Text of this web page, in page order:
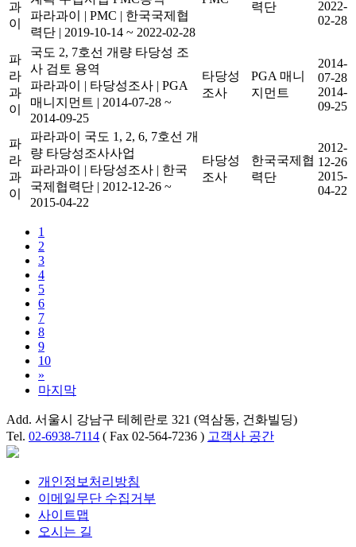
과
이
파라과이
| PMC | 한국국제협
력단 | 2019-10-14 ~ 2022-02-28
력단
2022-
02-28
파
라
과
이
국도 2, 7호선 개량 타당성 조
사 검토 용역
파라과이
| 타당성조사 | PGA
매니지먼트 | 2014-07-28 ~
2014-09-25
타당성
조사
PGA 매니
지먼트
2014-
07-28
2014-
09-25
파
라
과
이
파라과이 국도 1, 2, 6, 7호선 개
량 타당성조사사업
파라과이
| 타당성조사 | 한국
국제협력단 | 2012-12-26 ~
2015-04-22
타당성
조사
한국국제협
력단
2012-
12-26
2015-
04-22
1
2
3
4
5
6
7
8
9
10
»
마지막
Add. 서울시 강남구 테헤란로 321 (역삼동, 건화빌딩)
Tel. 02-6938-7114 ( Fax 02-564-7236 ) 고객사 공간
개인정보처리방침
이메일무단 수집거부
사이트맵
오시는 길